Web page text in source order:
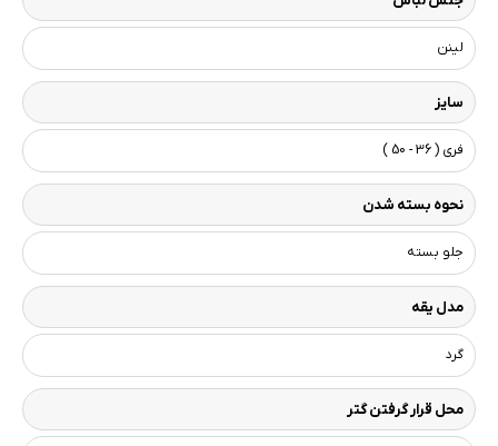
لینن
سایز
فری ( 36 - 50 )
نحوه بسته شدن
جلو بسته
مدل یقه
گرد
محل قرار گرفتن گتر